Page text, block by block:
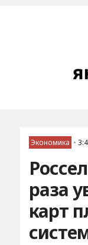
Экономика •
раза
карт